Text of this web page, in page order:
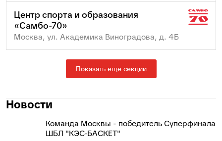
Центр спорта и образования
«Самбо-70»
Москва, ул. Академика Виноградова, д. 4Б
Показать еще секции
Новости
Команда Москвы - победитель Суперфинала
ШБЛ "КЭС-БАСКЕТ"